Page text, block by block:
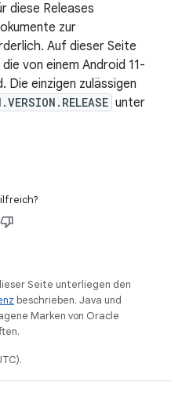
diese Releases
zur
Auf dieser Seite
von einem Android 11-
Die einzigen zulässigen
unter
Seite unterliegen den
beschrieben. Java und
Marken von Oracle